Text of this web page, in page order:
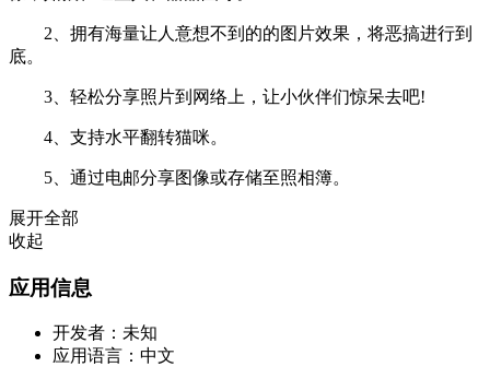
2、拥有海量让人意想不到的的图片效果，将恶搞进行到
底。
3、轻松分享照片到网络上，让小伙伴们惊呆去吧!
4、支持水平翻转猫咪。
5、通过电邮分享图像或存储至照相簿。
展开全部
收起
应用信息
开发者： 未知
应用语言： 中文